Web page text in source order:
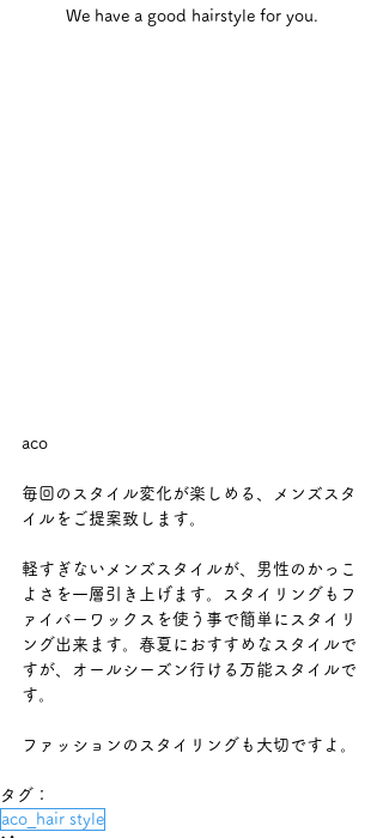
We have a good hairstyle for you.
aco
毎回のスタイル変化が楽しめる、メンズスタ
イルをご提案致します。
軽すぎないメンズスタイルが、男性のかっこ
よさを一層引き上げます。スタイリングもフ
ァイバーワックスを使う事で簡単にスタイリ
ング出来ます。春夏におすすめなスタイルで
すが、オールシーズン行ける万能スタイルで
す。
ファッションのスタイリングも大切ですよ。
タグ：
aco_hair style